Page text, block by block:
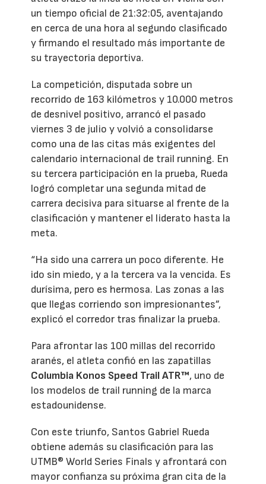
un tiempo oficial de 21:32:05, aventajando
en cerca de una hora al segundo clasificado
y firmando el resultado más importante de
su trayectoria deportiva.
La competición, disputada sobre un
recorrido de 163 kilómetros y 10.000 metros
de desnivel positivo, arrancó el pasado
viernes 3 de julio y volvió a consolidarse
como una de las citas más exigentes del
calendario internacional de trail running. En
su tercera participación en la prueba, Rueda
logró completar una segunda mitad de
carrera decisiva para situarse al frente de la
clasificación y mantener el liderato hasta la
meta.
“Ha sido una carrera un poco diferente. He
ido sin miedo, y a la tercera va la vencida. Es
durísima, pero es hermosa. Las zonas a las
que llegas corriendo son impresionantes”,
explicó el corredor tras finalizar la prueba.
Para afrontar las 100 millas del recorrido
aranés, el atleta confió en las zapatillas
Columbia Konos Speed Trail ATR™, uno de
los modelos de trail running de la marca
estadounidense.
Con este triunfo, Santos Gabriel Rueda
obtiene además su clasificación para las
UTMB® World Series Finals y afrontará con
mayor confianza su próxima gran cita de la